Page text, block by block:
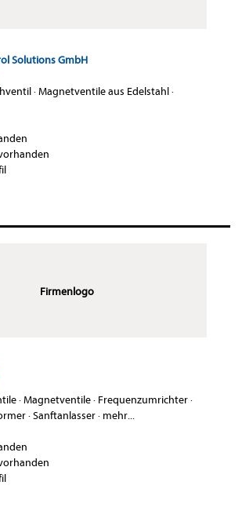
Solutions GmbH
·Magnetventile aus Edelstahl·
Firmenlogo
·Magnetventile· Frequenzumrichter·
·Sanftanlasser· mehr...